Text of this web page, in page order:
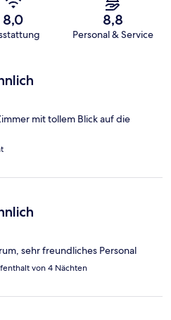
8,0 8,8
Personal & Service
mit tollem Blick auf die
sehr freundliches Personal
von 4 Nächten